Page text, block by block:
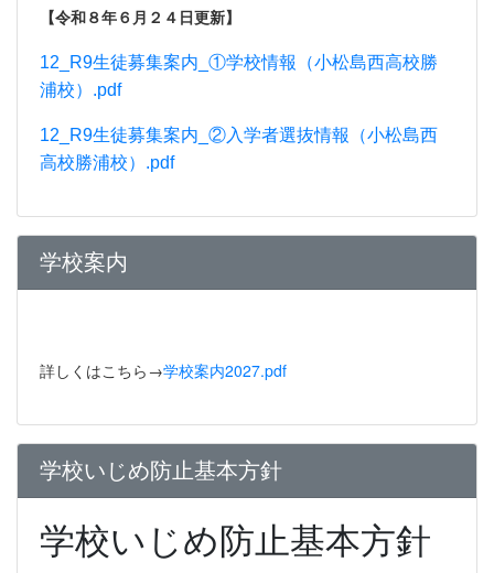
【令和８年６月２４日更新】
12_R9生徒募集案内_①学校情報（小松島西高校勝
浦校）.pdf
12_R9生徒募集案内_②入学者選抜情報（小松島西
高校勝浦校）.pdf
学校案内
詳しくはこちら→学校案内2027.pdf
学校いじめ防止基本方針
学校いじめ防止基本方針